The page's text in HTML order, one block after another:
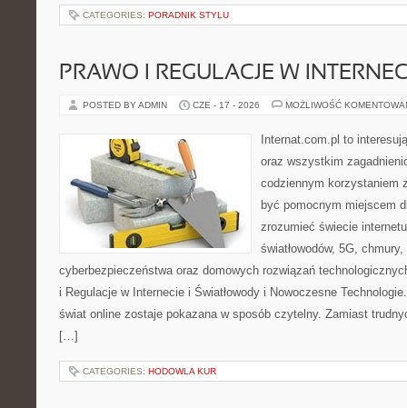
CATEGORIES: PORADNIK STYLU
PRAWO I REGULACJE W
POSTED BY ADMIN CZE - 17 - 2026 MOŻLIWOŚĆ
Internat.com.pl to
oraz wszystkim
codziennym korzystaniem
być pomocnym miejscem
zrozumieć świecie
światłowodów, 5G,
cyberbezpieczeństwa oraz domowych rozwiązań
i Regulacje w Internecie i Światłowody i Nowoczesne
świat online zostaje pokazana w sposób czytelny. Zamiast
[…]
CATEGORIES: HODOWLA KUR